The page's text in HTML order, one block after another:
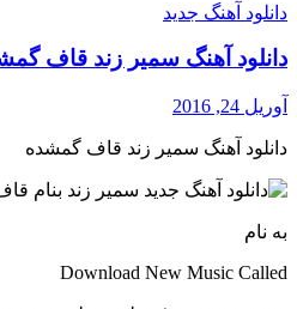
دانلود آهنگ جدید
دانلود آهنگ سمیر زند قاف
آوریل 24, 2016
دانلود آهنگ سمیر زند قاف گمشده
به نام
Download New Music Called